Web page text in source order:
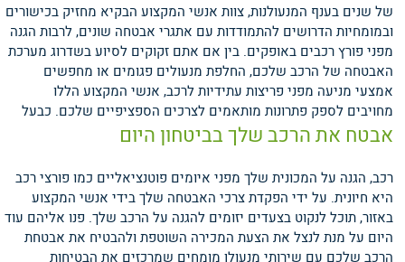
של שנים בענף המנעולנות, צוות אנשי המקצוע הבקיא מחזיק בכישורים
ובמומחיות הדרושים להתמודדות עם אתגרי אבטחה שונים, לרבות הגנה
מפני פורץ רכבים באופקים. בין אם אתם זקוקים לסיוע בשדרוג מערכת
האבטחה של הרכב שלכם, החלפת מנעולים פגומים או מחפשים
אמצעי מניעה מפני פריצות עתידיות לרכב, אנשי המקצוע הללו
מחויבים לספק פתרונות מותאמים לצרכים הספציפיים שלכם.
אבטח את הרכב שלך בביטחון היום
כבעל
רכב, הגנה על המכונית שלך מפני איומים פוטנציאליים כמו פורצי רכב
היא חיונית. על ידי הפקדת צרכי האבטחה שלך בידי אנשי המקצוע
באזור, תוכל לנקוט בצעדים יזומים להגנה על הרכב שלך. פנו אליהם עוד
היום על מנת לנצל את הצעת המכירה השוטפת ולהבטיח את אבטחת
הרכב שלכם עם שירותי מנעולן מומחים שמרכזים את הבטיחות